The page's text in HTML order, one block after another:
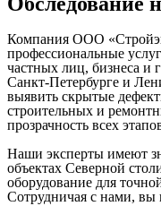
Компания ООО
профессиональные
частных лиц, бизнеса и
Санкт-Петербурге и
выявить скрытые
строительных и
прозрачность всех
Наши эксперты имеют
объектах Северной
оборудование для
Сотрудничая с нами, вы